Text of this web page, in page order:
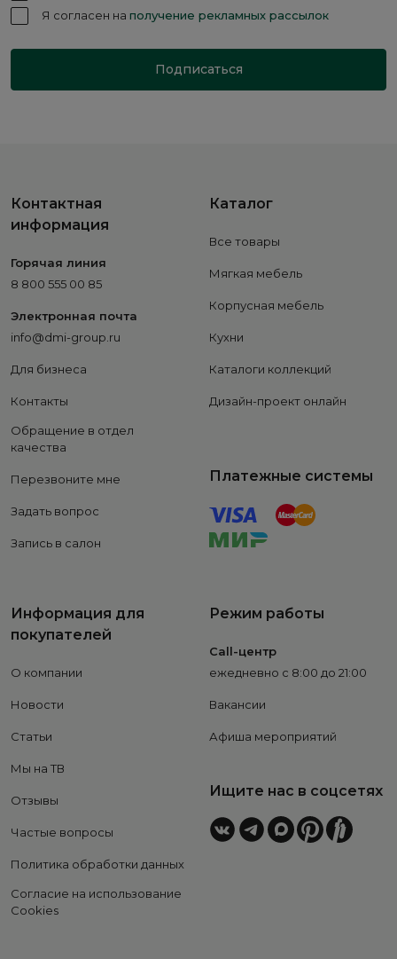
Я согласен на получение рекламных рассылок
Подписаться
Контактная
информация
Горячая линия
8 800 555 00 85
Электронная почта
info@dmi-group.ru
Для бизнеса
Контакты
Обращение в отдел
качества
Перезвоните мне
Задать вопрос
Запись в салон
Каталог
Все товары
Мягкая мебель
Корпусная мебель
Кухни
Каталоги коллекций
Дизайн-проект онлайн
Платежные системы
Информация для
покупателей
О компании
Новости
Статьи
Мы на ТВ
Отзывы
Частые вопросы
Политика обработки данных
Согласие на использование
Cookies
Режим работы
Call-центр
ежедневно с 8:00 до 21:00
Вакансии
Афиша мероприятий
Ищите нас в соцсетях